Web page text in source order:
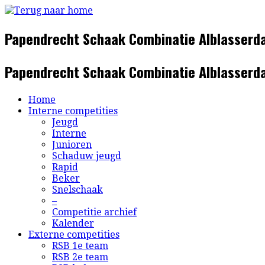
Ga
inhoud
Papendrecht Schaak Combinatie
Papendrecht Schaak Combinatie
Home
Interne competities
Jeugd
Interne
Junioren
Schaduw jeugd
Rapid
Beker
Snelschaak
–
Competitie archief
Kalender
Externe competities
RSB 1e team
RSB 2e team